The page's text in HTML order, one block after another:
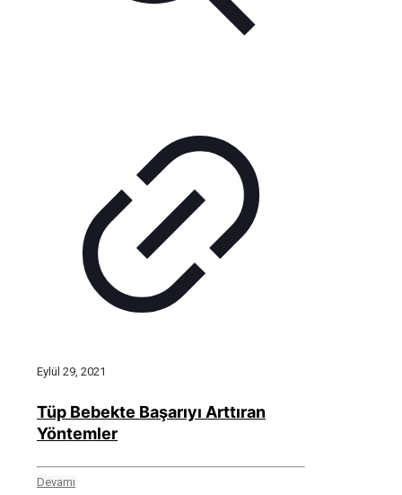
Eylül 29, 2021
Tüp Bebekte Başarıyı Arttıran
Yöntemler
Devamı